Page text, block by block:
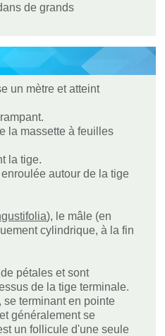
de grands
un mètre et atteint
la massette à feuilles
la tige.
autour de la tige
), le mâle (en
cylindrique, à la fin
pétales et sont
de la tige terminale.
terminant en pointe
généralement se
un follicule d'une seule